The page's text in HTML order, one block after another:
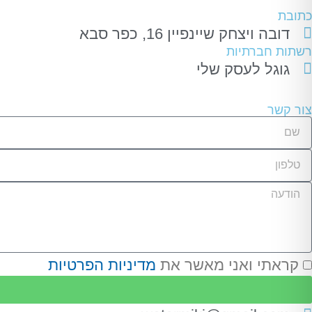
כתובת
דובה ויצחק שיינפיין 16, כפר סבא
רשתות חברתיות
גוגל לעסק שלי
צור קשר
קראתי ואני מאשר את מדיניות הפרטיות